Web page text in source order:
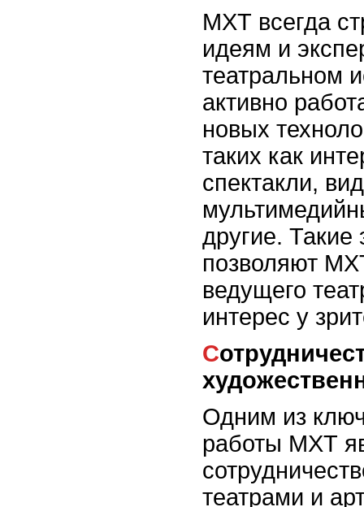
МХТ всегда
идеям и
театральном
активно
новых
таких как
спектакли,
другие.
позволяют
ведущего
интерес у
Сотрудничество и
Одним из
работы МХТ
театрами и